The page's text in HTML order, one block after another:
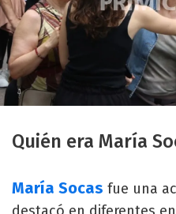
Quién era María
María Socas fue una